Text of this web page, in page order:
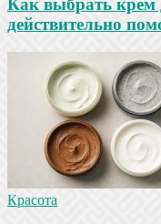
Как выбрать крем
действительно
Красота